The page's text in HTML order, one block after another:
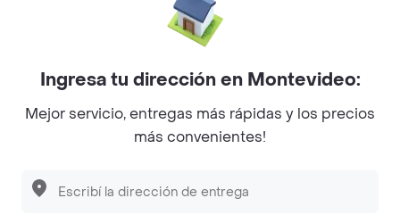
Ingresa tu dirección en Montevideo:
Mejor servicio, entregas más rápidas y los precios
más convenientes!